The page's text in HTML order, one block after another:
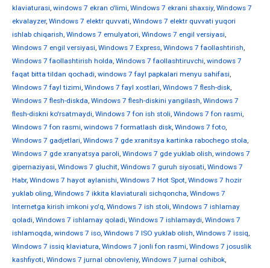
klaviaturasi, windows 7 ekran o'limi, Windows 7 ekrani shaxsiy, Windows 7
ekvalayzer, Windows 7 elektr quvvati, Windows 7 elektr quvvati yuqori
ishlab chiqarish, Windows 7 emulyatori, Windows 7 engil versiyasi,
Windows 7 engil versiyasi, Windows 7 Express, Windows 7 faollashtirish,
Windows 7 faollashtirish holda, Windows 7 faollashtiruvchi, windows 7
faqat bitta tildan qochadi, windows 7 fayl papkalari menyu sahifasi,
Windows 7 fayl tizimi, Windows 7 fayl xostlari, Windows 7 flesh-disk,
Windows 7 flesh-diskda, Windows 7 flesh-diskini yangilash, Windows 7
flesh-diskni ko'rsatmaydi, Windows 7 fon ish stoli, Windows 7 fon rasmi,
Windows 7 fon rasmi, windows 7 formatlash disk, Windows 7 foto,
Windows 7 gadjetlari, Windows 7 gde xranitsya kartinka rabochego stola,
Windows 7 gde xranyatsya paroli, Windows 7 gde yuklab olish, windows 7
gipernaziyasi, Windows 7 gluchit, Windows 7 guruh siyosati, Windows 7
Habr, Windows 7 hayot aylanishi, Windows 7 Hot Spot, Windows 7 hozir
yuklab oling, Windows 7 ikkita klaviaturali sichqoncha, Windows 7
Internetga kirish imkoni yo'q, Windows 7 ish stoli, Windows 7 ishlamay
qoladi, Windows 7 ishlamay qoladi, Windows 7 ishlamaydi, Windows 7
ishlamoqda, windows 7 iso, Windows 7 ISO yuklab olish, Windows 7 issiq,
Windows 7 issiq klaviatura, Windows 7 jonli fon rasmi, Windows 7 josuslik
kashfiyoti, Windows 7 jurnal obnovleniy, Windows 7 jurnal oshibok,